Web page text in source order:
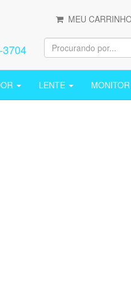
MEU
3704
LENTE MONITOR